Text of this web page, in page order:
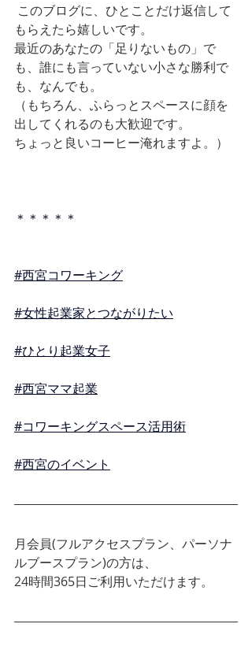
このブログに、ひとことだけ返信して
もらえたら嬉しいです。
最近のあなたの「足りないもの」で
も、誰にも言っていない小さな勝利で
も、なんでも。
（もちろん、ふらっとスペースに顔を
出してくれるのも大歓迎です。
ちょっと良いコーヒー淹れますよ。）
＊＊＊＊＊
#西宮コワーキング
#女性起業家とつながりたい
#ひとり起業女子
#西宮ママ起業
#コワーキングスペース活用術
#西宮のイベント
月会員(フルアクセスプラン、パーソナ
ルブースプラン)の方は、
24時間365日ご利用いただけます。